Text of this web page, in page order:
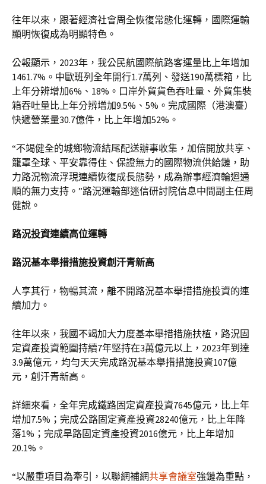
往年以來，跟著經濟社會周全恢復常態化運轉，國際運輸
顯明恢復成為明顯特色。
公報顯示，2023年，我公民航國際航路客運量比上年增加
1461.7%。中歐班列全年開行1.7萬列、發送190萬標箱，比
上年分辨增加6%、18%。口岸外貿貨色吞吐量、外貿集裝
箱吞吐量比上年分辨增加9.5%、5%。完成國際（港澳臺）
快遞營業量30.7億件，比上年增加52%。
“不竭健全的城鄉物流結尾配送辦事收集，加倍開放共享、
籠罩全球、平安靠得住、保證無力的國際物流供給鏈，助
力路況物流浮現連續恢復成長態勢，成為辦事經濟輪迴通
順的無力支持。”路況運輸部迷信研討院信息中間副主任周
健說。
路況投資連續高位運轉
路況基本舉措措施投資創汗青新高
人享其行，物暢其流，離不開路況基本舉措措施投資的連
續加力。
往年以來，我國不竭加大力度基本舉措措施扶植，路況固
定資產投資範圍持續7年堅持在3萬億元以上，2023年到達
3.9萬億元，均勻天天完成路況基本舉措措施投資107億
元，創汗青新高。
詳細來看，全年完成鐵路固定資產投資7645億元，比上年
增加7.5%；完成公路固定資產投資28240億元，比上年降
落1%；完成旱路固定資產投資2016億元，比上年增加
20.1%。
“以嚴重項目為牽引，以聯網補網共享會議室強鏈為重點，